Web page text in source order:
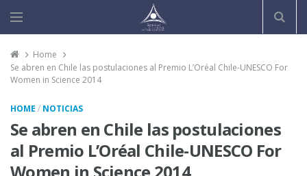
Home
Se abren en Chile las postulaciones al Premio L’Oréal Chile-UNESCO For
Women in Science 2014
HOME / NOTICIAS
Se abren en Chile las postulaciones
al Premio L’Oréal Chile-UNESCO For